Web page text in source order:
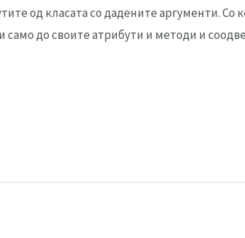
од класата со дадените аргументи. Со
до своите атрибути и методи и